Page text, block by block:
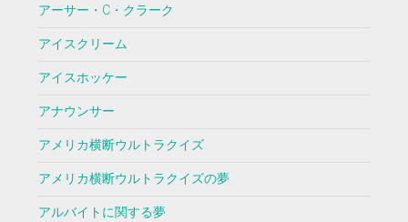
アーサー・C・クラーク
アイスクリーム
アイスホッケー
アナウンサー
アメリカ横断ウルトラクイズ
アメリカ横断ウルトラクイズの夢
アルバイトに関する夢